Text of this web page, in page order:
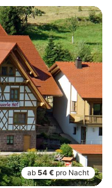
ab 54 € pro Nacht